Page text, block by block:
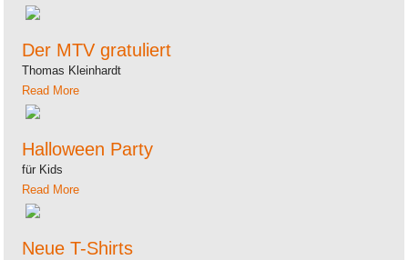
Der MTV gratuliert
Thomas Kleinhardt
Read More
Halloween Party
für Kids
Read More
Neue T-Shirts